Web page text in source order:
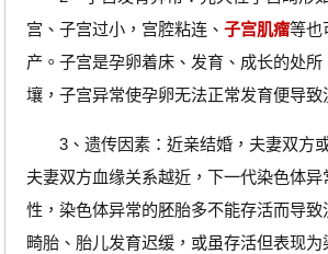
宫、子宫过小，宫腔粘连、 子宫肌瘤等也
产。子宫是孕卵着床、发育、成长的处所
壤，子宫异常使孕卵无法正常发育便导致
3、遗传因素：近亲结婚，夫妻双方或
夫妻双方血缘关系越近，下一代染色体异
性，染色体异常的胚胎多不能存活而导
畸胎、胎儿发育迟缓，或虽存活但表现